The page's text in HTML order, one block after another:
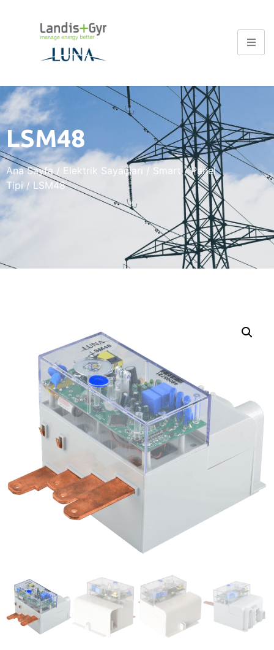
LSM48
Ana Sayfa/ Elektrik Sayaçları / Smart/Panel
Tipi/ LSM48